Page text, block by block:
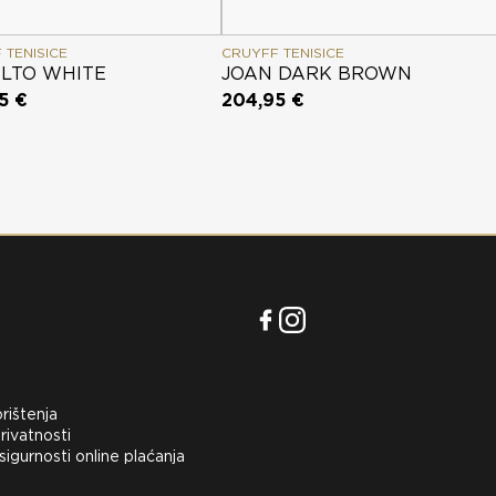
WHITE
€
CRUYFF TENISICE
JOAN DARK BROWN
204,95 €
online plaćanja